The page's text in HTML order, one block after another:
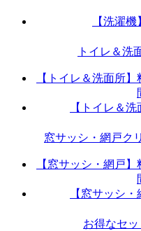
【洗濯
トイレ＆洗
【トイレ＆洗面所
【トイレ＆
窓サッシ・網戸ク
【窓サッシ・網戸
【窓サッシ
お得なセ